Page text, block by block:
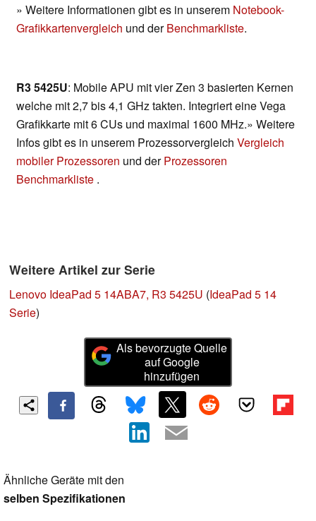
» Weitere Informationen gibt es in unserem Notebook-
Grafikkartenvergleich und derBenchmarkliste.
R3 5425U: Mobile APU mit vier Zen 3 basierten Kernen
welche mit 2,7 bis 4,1 GHz takten. Integriert eine Vega
Grafikkarte mit 6 CUs und maximal 1600 MHz.» Weitere
Infos gibt es in unserem Prozessorvergleich Vergleich
mobiler Prozessoren und derProzessoren
Benchmarkliste .
Weitere Artikel zur Serie
Lenovo IdeaPad 5 14ABA7, R3 5425U (IdeaPad 5 14
Serie)
Als bevorzugte Quelle
auf Google
hinzufügen
Ähnliche Geräte mit den
selben Spezifikationen